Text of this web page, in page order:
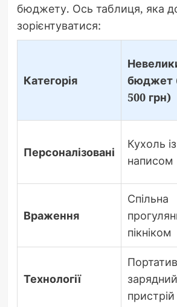
бюджету. Ось таблиця, яка
зорієнтуватися:
Категорія
бюджет
500 грн)
Персоналізовані
Кухоль із
написом
Враження
Спільна
пікніком
Технології
зарядний
пристрій